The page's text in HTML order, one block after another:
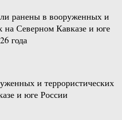
ранены в вооруженных и
на Северном Кавказе и юге
года
и террористических
и юге России